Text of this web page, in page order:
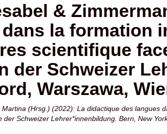
&
la formation
scientifique
der Schweizer
Warszawa,
(Hrsg.) (2022): La didactique des langues
Schweizer Lehrer*innenbildung. Bern, New